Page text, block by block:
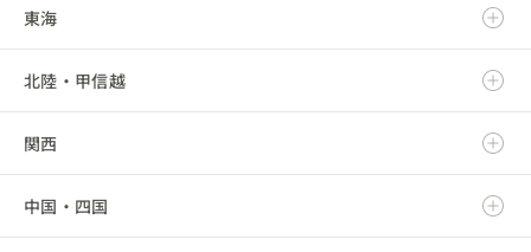
岩手県
宮城県
秋田県
山形県
茨城県
栃木県
群馬県
埼玉県
東海
岐阜県
静岡県
愛知県
北陸・甲信越
新潟県
富山県
関西
滋賀県
中国・四国